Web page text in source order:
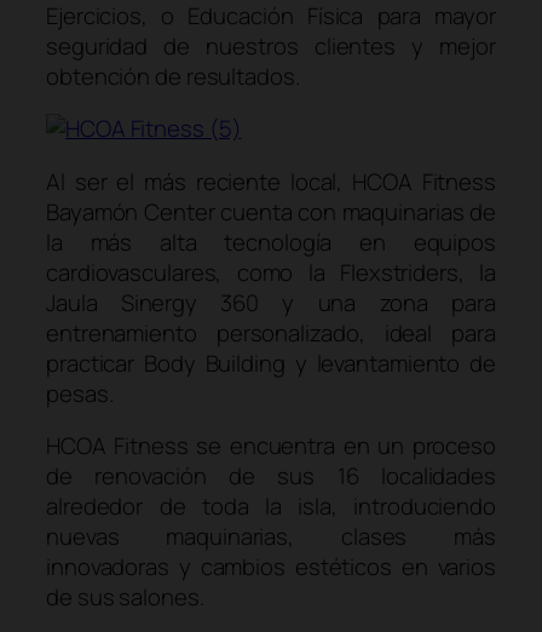
Ejercicios, o Educación Física para mayor
seguridad de nuestros clientes y mejor
obtención de resultados.
Al ser el más reciente local, HCOA Fitness
Bayamón Center cuenta con maquinarias de
la más alta tecnología en equipos
cardiovasculares, como la Flexstriders, la
Jaula Sinergy 360 y una zona para
entrenamiento personalizado, ideal para
practicar Body Building y levantamiento de
pesas.
HCOA Fitness se encuentra en un proceso
de renovación de sus 16 localidades
alrededor de toda la isla, introduciendo
nuevas maquinarias, clases más
innovadoras y cambios estéticos en varios
de sus salones.